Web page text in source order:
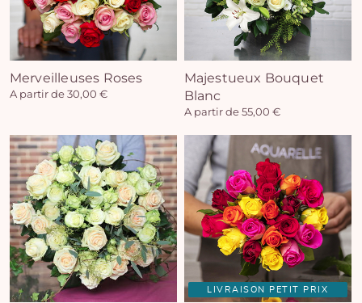
Merveilleuses Roses
A partir de 30,00 €
Majestueux Bouquet
Blanc
A partir de 55,00 €
LIVRAISON PETIT PRIX